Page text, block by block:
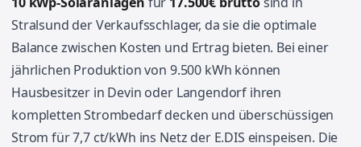
Stralsund der Verkaufsschlager, da sie die optimale
Balance zwischen Kosten und Ertrag bieten. Bei einer
jährlichen Produktion von 9.500 kWh können
Hausbesitzer in Devin oder Langendorf ihren
kompletten Strombedarf decken und überschüssigen
Strom für 7,7 ct/kWh ins Netz der E.DIS einspeisen. Die